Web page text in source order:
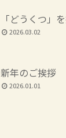
「どうくつ」
2026.03.02
新年のご挨拶
2026.01.01